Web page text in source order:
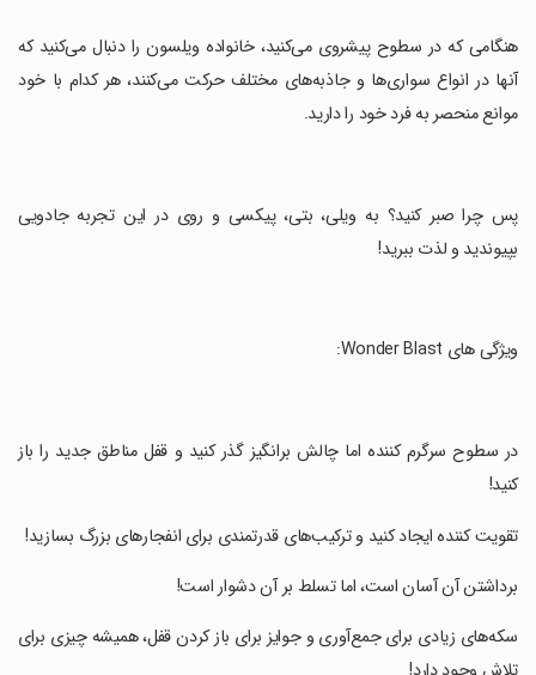
‏هنگامی که در سطوح پیشروی می‌کنید، خانواده ویلسون را دنبال می‌کنید که
آنها در انواع سواری‌ها و جاذبه‌های مختلف حرکت می‌کنند، هر کدام با خود
موانع منحصر به فرد خود را دارید.
‏پس چرا صبر کنید؟ به ویلی، بتی، پیکسی و روی در این تجربه جادویی
بپیوندید و لذت ببرید!
‏ویژگی های Wonder Blast:
‏در سطوح سرگرم کننده اما چالش برانگیز گذر کنید و قفل مناطق جدید را باز
کنید!
‏تقویت کننده ایجاد کنید و ترکیب‌های قدرتمندی برای انفجارهای بزرگ بسازید!
‏برداشتن آن آسان است، اما تسلط بر آن دشوار است!
‏سکه‌های زیادی برای جمع‌آوری و جوایز برای باز کردن قفل، همیشه چیزی برای